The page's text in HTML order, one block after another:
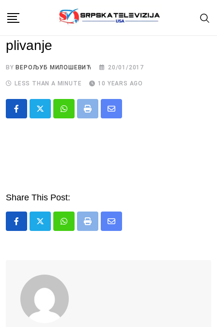
content
plivanje
BY ВЕРОЉУБ МИЛОШЕВИЋ 20/01/2017
LESS THAN A MINUTE 10 YEARS AGO
Whatsapp
Print
Share
Share This Post:
Whatsapp
Print
Share